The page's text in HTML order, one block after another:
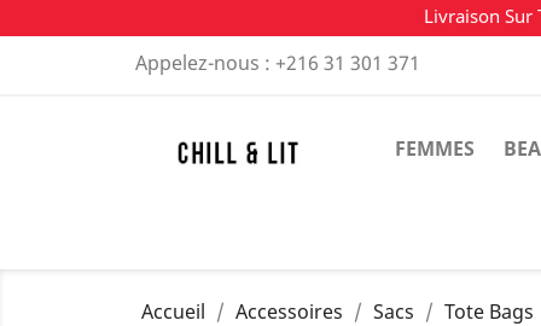
Livraison Sur
Appelez-nous : +216 31 301 371
FEMMES
Accueil Accessoires Sacs Tote Bags